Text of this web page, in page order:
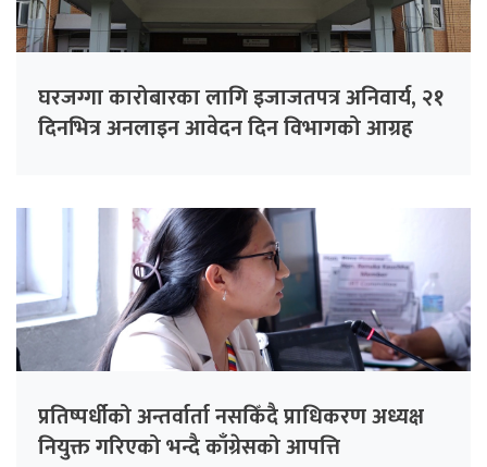
घरजग्गा कारोबारका लागि इजाजतपत्र अनिवार्य, २१
दिनभित्र अनलाइन आवेदन दिन विभागको आग्रह
प्रतिष्पर्धीको अन्तर्वार्ता नसकिँदै प्राधिकरण अध्यक्ष
नियुक्त गरिएको भन्दै काँग्रेसको आपत्ति